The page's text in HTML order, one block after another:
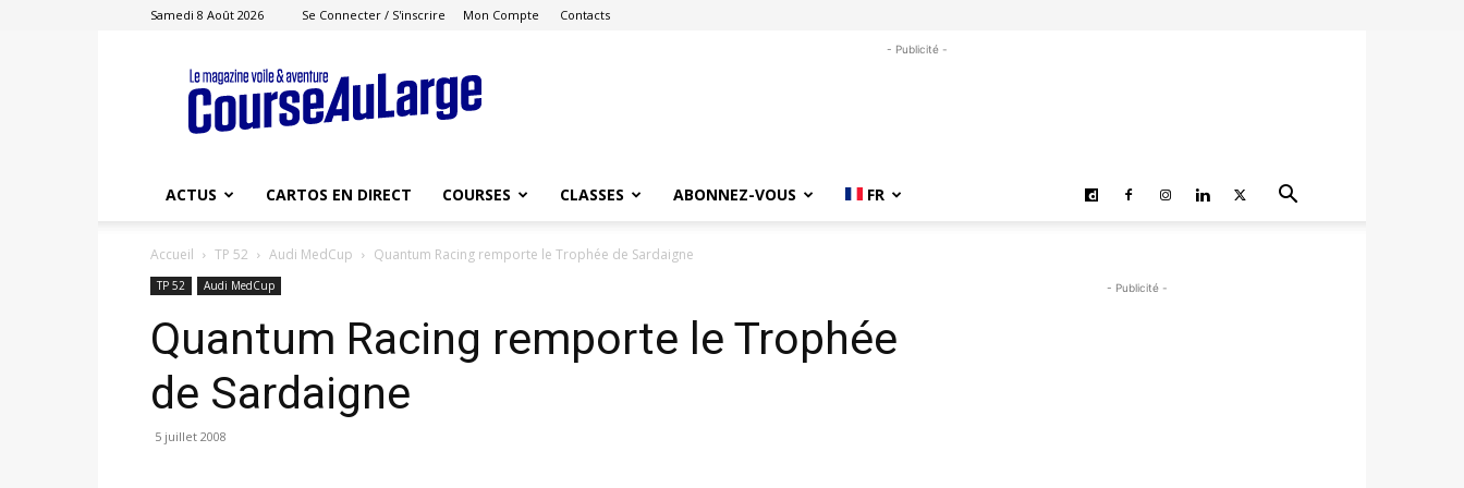
Samedi 8 Août 2026 Se Connecter / S'inscrire Mon Compte Contacts
Course
au
Large
- Publicité -
ACTUS CARTOS EN DIRECT COURSES CLASSES ABONNEZ-VOUS FR
Accueil TP 52 Audi MedCup Quantum Racing remporte le Trophée de Sardaigne
TP 52 Audi MedCup
Quantum Racing remporte le Trophée
de Sardaigne
5 juillet 2008
- Publicité -